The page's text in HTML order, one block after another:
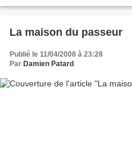
La maison du passeur
Publié le 11/04/2008 à 23:28
Par Damien Patard